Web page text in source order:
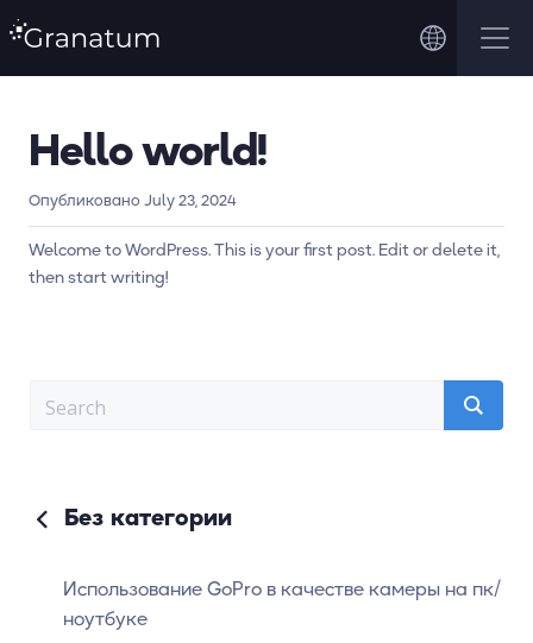
Hello world!
Опубликовано July 23, 2024
Welcome to WordPress. This is your first post. Edit or delete it,
then start writing!
Без категории
Использование GoPro в качестве камеры на пк/
ноутбуке